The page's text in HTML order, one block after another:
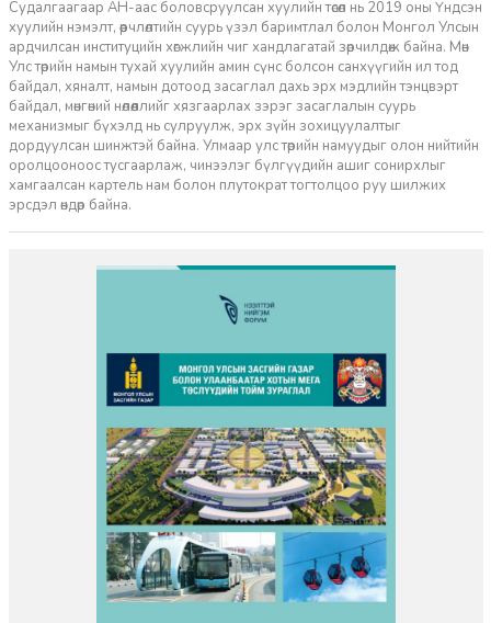
Судалгаагаар АН-аас боловсруулсан хуулийн төсөл нь 2019 оны Үндсэн
хуулийн нэмэлт, өөрчлөлтийн суурь үзэл баримтлал болон Монгол Улсын
ардчилсан институцийн хөгжлийн чиг хандлагатай зөрчилдөж байна. Мөн
Улс төрийн намын тухай хуулийн амин сүнс болсон санхүүгийн ил тод
байдал, хяналт, намын дотоод засаглал дахь эрх мэдлийн тэнцвэрт
байдал, мөнгөний нөлөөллийг хязгаарлах зэрэг засаглалын суурь
механизмыг бүхэлд нь сулруулж, эрх зүйн зохицуулалтыг
дордуулсан шинжтэй байна. Улмаар улс төрийн намуудыг олон нийтийн
оролцооноос тусгаарлаж, чинээлэг бүлгүүдийн ашиг сонирхлыг
хамгаалсан картель нам болон плутократ тогтолцоо руу шилжих
эрсдэл өндөр байна.